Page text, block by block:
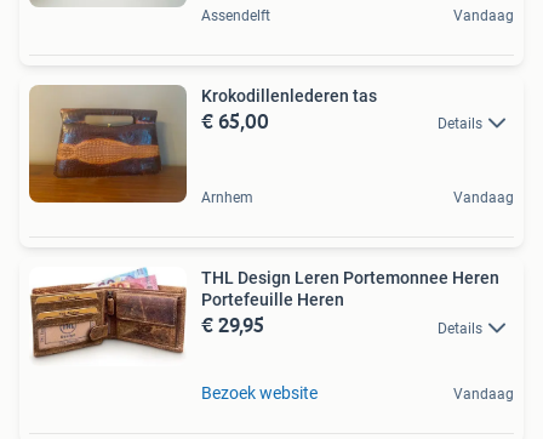
Assendelft Vandaag
Krokodillenlederen tas
€ 65,00 Details
Arnhem Vandaag
THL Design Leren Portemonnee Heren
Portefeuille Heren
€ 29,95 Details
Bezoek website Vandaag